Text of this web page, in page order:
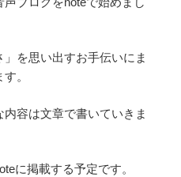
を思い出すお手伝いにま
。
容は文章で書いていきま
に掲載する予定です。